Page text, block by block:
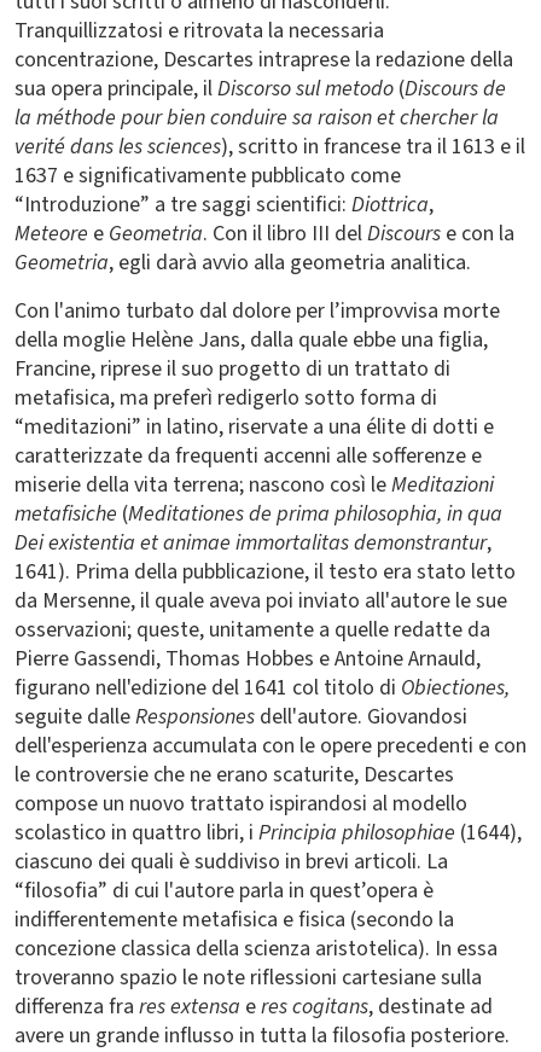
Tranquillizzatosi e ritrovata la necessaria
concentrazione, Descartes intraprese la redazione della
sua opera principale, ilDiscorso sul metodo (Discours de
la méthode pour bien conduire sa raison et chercher la
verité dans les sciences), scritto in francese tra il 1613 e il
1637 e significativamente pubblicato come
“Introduzione” a tre saggi scientifici: Diottrica,
Meteore e Geometria. Con il libro III delDiscours e con la
Geometria, egli darà avvio alla geometria analitica.
Con l'animo turbato dal dolore per l’improvvisa morte
della moglie Helène Jans, dalla quale ebbe una figlia,
Francine, riprese il suo progetto di un trattato di
metafisica, ma preferì redigerlo sotto forma di
“meditazioni” in latino, riservate a una élite di dotti e
caratterizzate da frequenti accenni alle sofferenze e
miserie della vita terrena; nascono così leMeditazioni
metafisiche (Meditationes de prima philosophia, in qua
Dei existentia et animae immortalitas demonstrantur,
1641). Prima della pubblicazione, il testo era stato letto
da Mersenne, il quale aveva poi inviato all'autore le sue
osservazioni; queste, unitamente a quelle redatte da
Pierre Gassendi, Thomas Hobbes e Antoine Arnauld,
figurano nell'edizione del 1641 col titolo di Obiectiones,
seguite dalleResponsiones dell'autore. Giovandosi
dell'esperienza accumulata con le opere precedenti e con
le controversie che ne erano scaturite, Descartes
compose un nuovo trattato ispirandosi al modello
scolastico in quattro libri, i Principia philosophiae (1644),
ciascuno dei quali è suddiviso in brevi articoli. La
“filosofia” di cui l'autore parla in quest’opera è
indifferentemente metafisica e fisica (secondo la
concezione classica della scienza aristotelica). In essa
troveranno spazio le note riflessioni cartesiane sulla
differenza fra res extensa eres cogitans, destinate ad
avere un grande influsso in tutta la filosofia posteriore.